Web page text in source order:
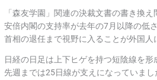
「森友学園」関連の決裁文書の書き換え
安倍内閣の支持率が去年の7月以降の低
首相の退任まで視野に入ることが外国人
日経の日足は上下ヒゲを持つ短陰線を形
先週までは25日線が支えになっていまし